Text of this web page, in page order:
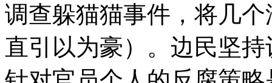
调查躲猫猫事件，将几
直引以为豪）。边民坚